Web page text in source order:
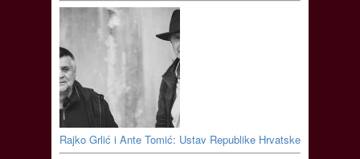
Rajko Grlić i Ante Tomić: Ustav Republike Hrvatske